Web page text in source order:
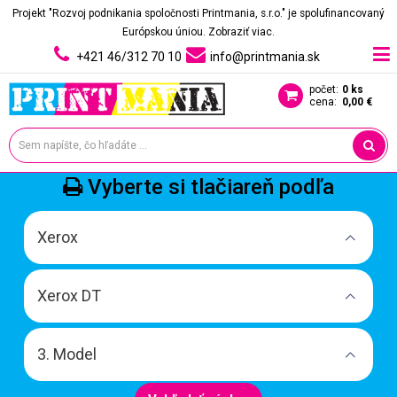
Projekt "Rozvoj podnikania spoločnosti Printmania, s.r.o." je spolufinancovaný
Európskou úniou. Zobraziť viac.
+421 46/312 70 10 info@printmania.sk
počet: 0 ks
cena: 0,00 €
Vyberte si tlačiareň podľa
Xerox
Xerox DT
3. Model